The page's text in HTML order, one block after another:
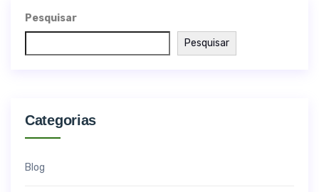
Pesquisar
Pesquisar
Categorias
Blog